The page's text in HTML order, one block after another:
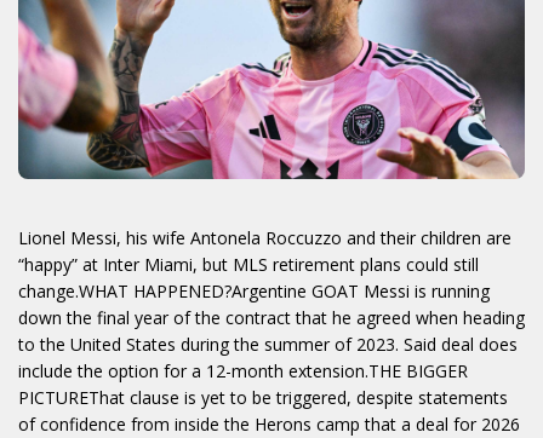
Lionel Messi, his wife Antonela Roccuzzo and their children are
“happy” at Inter Miami, but MLS retirement plans could still
change.WHAT HAPPENED?Argentine GOAT Messi is running
down the final year of the contract that he agreed when heading
to the United States during the summer of 2023. Said deal does
include the option for a 12-month extension.THE BIGGER
PICTUREThat clause is yet to be triggered, despite statements
of confidence from inside the Herons camp that a deal for 2026